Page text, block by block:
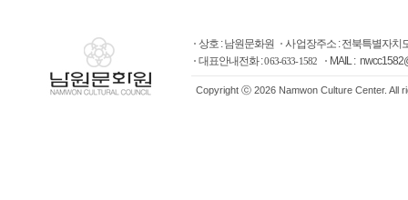
상호 : 남원문화원
사업장주소 : 전북특별자
대표안내전화 :063-633-1582 MAIL :
Copyright ⓒ 2026 Namwon Culture Center. All